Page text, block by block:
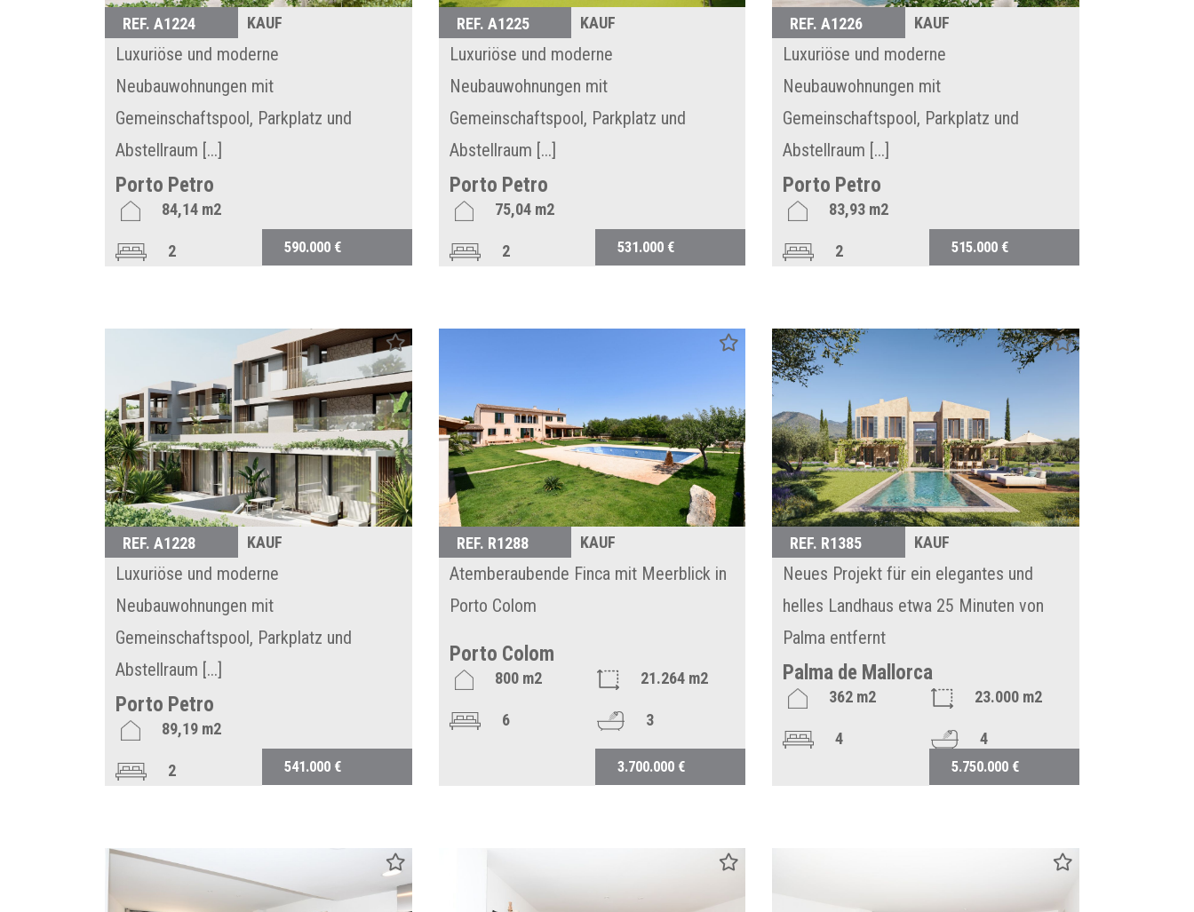
REF. A1224 KAUF
Luxuriöse und moderne
Neubauwohnungen mit
Gemeinschaftspool, Parkplatz und
Abstellraum [...]
Porto Petro
84,14 m2
2 2
590.000 €
REF. A1225 KAUF
Luxuriöse und moderne
Neubauwohnungen mit
Gemeinschaftspool, Parkplatz und
Abstellraum [...]
Porto Petro
75,04 m2
2 2
531.000 €
REF. A1226 KAUF
Luxuriöse und moderne
Neubauwohnungen mit
Gemeinschaftspool, Parkplatz und
Abstellraum [...]
Porto Petro
83,93 m2
2 2
515.000 €
REF. A1228 KAUF
Luxuriöse und moderne
Neubauwohnungen mit
Gemeinschaftspool, Parkplatz und
Abstellraum [...]
Porto Petro
89,19 m2
2 2
541.000 €
REF. R1288 KAUF
Atemberaubende Finca mit Meerblick in
Porto Colom
Porto Colom
800 m2 21.264 m2
6 3
3.700.000 €
REF. R1385 KAUF
Neues Projekt für ein elegantes und
helles Landhaus etwa 25 Minuten von
Palma entfernt
Palma de Mallorca
362 m2 23.000 m2
4 4
5.750.000 €